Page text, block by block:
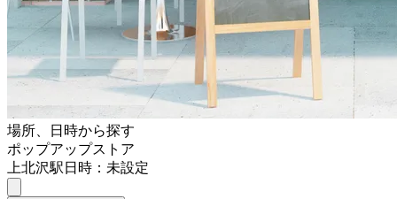
場所、日時から探す
ポップアップストア
上北沢駅日時：未設定